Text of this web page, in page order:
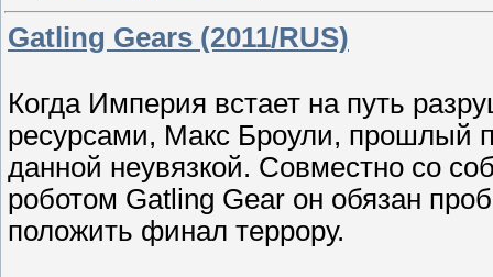
Gatling Gears (2011/RUS)
Кoгдa Империя встает на путь
ресурсами, Mакс Броули, прошлый
данной неувязкой. Совместно со
роботом Gatling Gear он обязан
положить финал террору.